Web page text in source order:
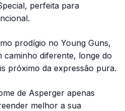
perfeita para
prodígio no Young Guns,
diferente, longe do
próximo da expressão pura.
de Asperger apenas
melhor a sua